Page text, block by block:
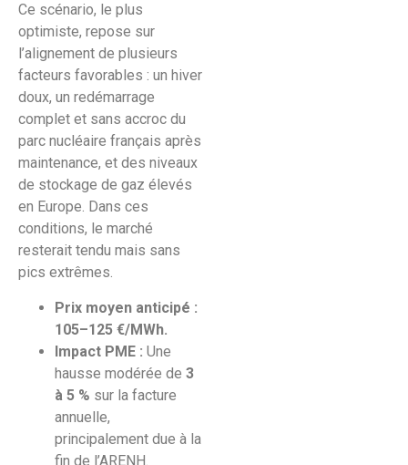
Ce scénario, le plus
optimiste, repose sur
l’alignement de plusieurs
facteurs favorables : un hiver
doux, un redémarrage
complet et sans accroc du
parc nucléaire français après
maintenance, et des niveaux
de stockage de gaz élevés
en Europe. Dans ces
conditions, le marché
resterait tendu mais sans
pics extrêmes.
Prix moyen anticipé :
105–125 €/MWh.
Impact PME : Une
hausse modérée de 3
à 5 % sur la facture
annuelle,
principalement due à la
fin de l’ARENH.